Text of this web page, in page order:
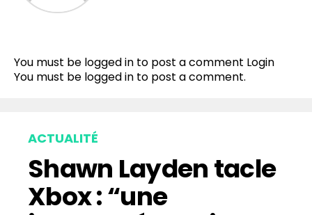
You must be logged in to post a comment Login
You must be logged in to post a comment.
ACTUALITÉ
Shawn Layden tacle
Xbox : “une